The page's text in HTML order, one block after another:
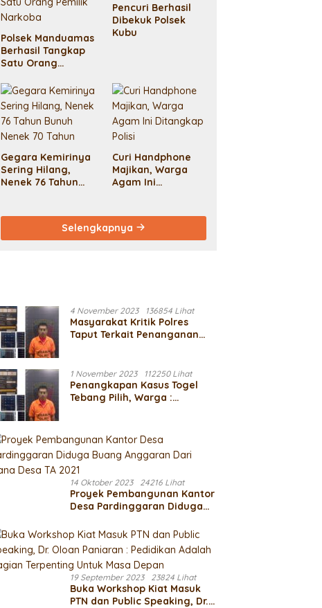
Polsek Manduamas
Berhasil Tangkap
Satu Orang
Pencuri Berhasil
Dibekuk Polsek
Kubu
Gegara Kemirinya
Sering Hilang,
Nenek 76 Tahun
Curi Handphone
Majikan, Warga
Agam Ini
Selengkapnya
4 November 2023 136854 Lihat
Masyarakat Kritik Polres
Taput Terkait Penanganan
1 November 2023 112250 Lihat
Penangkapan Kasus Togel
Tebang Pilih, Warga :
14 Oktober 2023 24216 Lihat
Proyek Pembangunan Kantor
Desa Pardinggaran Diduga
Desa TA 2021
19 September 2023 23824 Lihat
Buka Workshop Kiat Masuk
PTN dan Public Speaking, Dr.